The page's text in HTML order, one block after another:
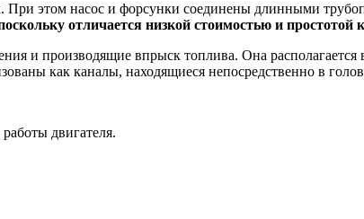
При этом насос и форсунки соединены длинными
отличается низкой стоимостью и простотой
и производящие впрыск топлива. Она располагается
как каналы, находящиеся непосредственно в
двигателя.